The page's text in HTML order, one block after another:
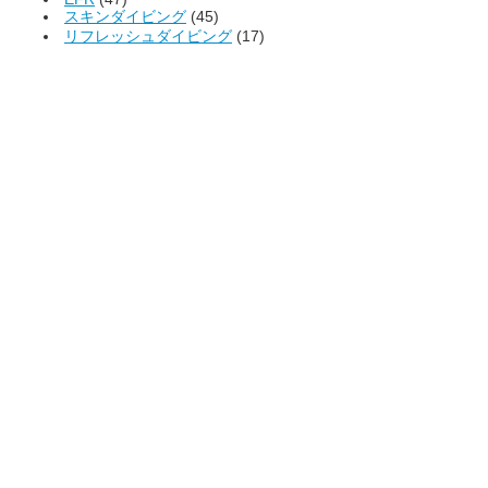
スキンダイビング (45)
リフレッシュダイビング (17)